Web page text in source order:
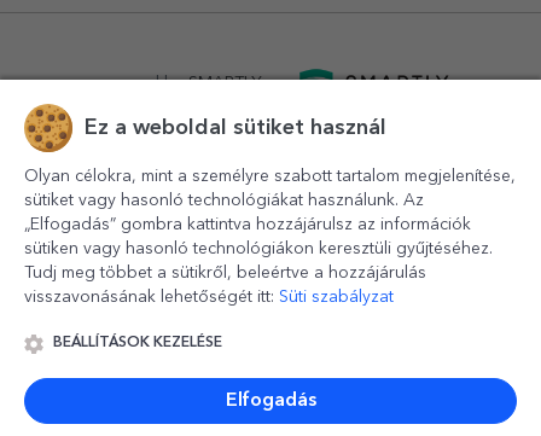
powered bySMARTLY.ro
© 2016-2026 StarGift
contact@stargift.hu
www.stargift.hu
Ez a weboldal sütiket használ
Olyan célokra, mint a személyre szabott tartalom megjelenítése,
sütiket vagy hasonló technológiákat használunk. Az
„Elfogadás” gombra kattintva hozzájárulsz az információk
sütiken vagy hasonló technológiákon keresztüli gyűjtéséhez.
Tudj meg többet a sütikről, beleértve a hozzájárulás
visszavonásának lehetőségét itt: Süti szabályzat
BEÁLLÍTÁSOK KEZELÉSE
Elfogadás